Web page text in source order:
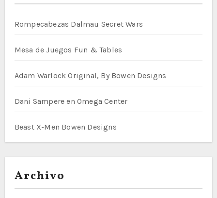
Rompecabezas Dalmau Secret Wars
Mesa de Juegos Fun & Tables
Adam Warlock Original, By Bowen Designs
Dani Sampere en Omega Center
Beast X-Men Bowen Designs
Archivo